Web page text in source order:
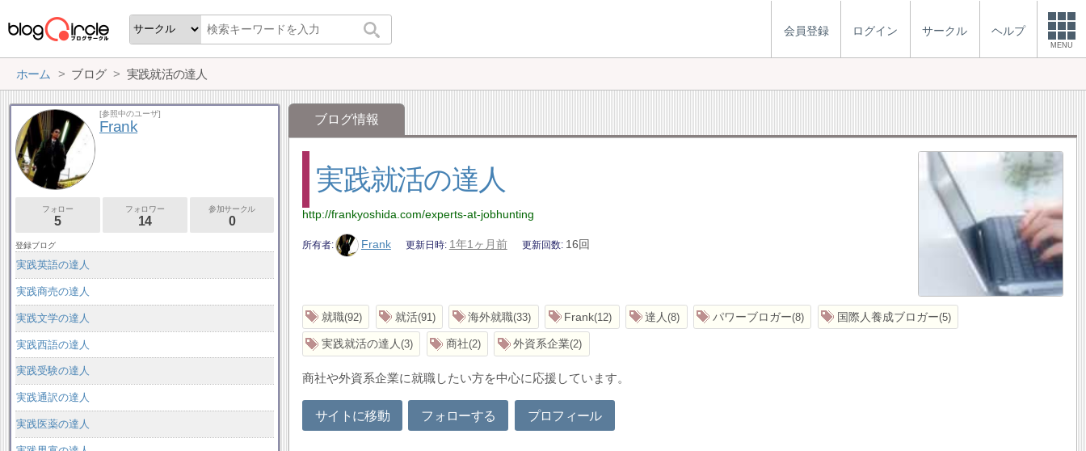
会員登録 ログイン サークル ヘルプ
MENU
ホーム ブログ 実践就活の達人
ブログ情報
実践就活の達人
http://frankyoshida.com/experts-at-jobhunting
所有者 Frank 更新日時 1年1ヶ月前 更新回数 16回
就職 92 就活 91 海外就職 33 Frank 12 達人 8 パワーブロガー 8 国際人養成ブロガー 5
実践就活の達人 3 商社 2 外資系企業 2
商社や外資系企業に就職したい方を中心に応援しています。
サイトに移動 フォローする プロフィール
[参照中のユーザ]
Frank
フォロー
5
フォロワー
14
参加サークル
0
登録ブログ
実践英語の達人
実践商売の達人
実践文学の達人
実践西語の達人
実践受験の達人
実践通訳の達人
実践医薬の達人